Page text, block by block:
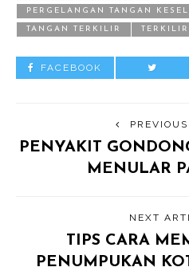
PERGELANGAN TANGAN
TANGAN TERKILIR TERKILIR
FACEBOOK
PENYAKIT
MENULAR
NEXT
TIPS CARA
PENUMPUKAN